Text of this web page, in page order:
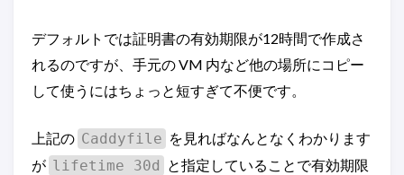
デフォルトでは証明書の有効期限が12時間で作成さ
れるのですが、手元の VM 内など他の場所にコピー
して使うにはちょっと短すぎて不便です。
上記の Caddyfile を見ればなんとなくわかります
が lifetime 30d と指定していることで有効期限